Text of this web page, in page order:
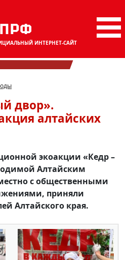
ИНТЕРНЕТ-САЙТ
двор».
алтайских
экоакции «Кедр –
Алтайским
с общественными
приняли
Алтайского края.